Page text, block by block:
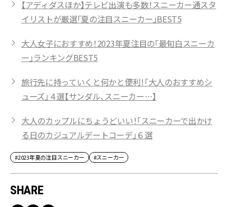
【アディダスほか】テレビ出演も多数！スニーカー通スタ
イリストが厳選「夏の注目スニーカー」BEST5
大人女子におすすめ！2023年夏注目の「最旬白スニーカ
ー」ランキングBEST5
旅行先に持っていくと何かと便利！「大人のおすすめシ
ューズ」４選【サンダル、スニーカー…】
大人のカップルにちょうどいい！「スニーカーで出かけ
る日のカジュアルデートコーデ」６選
#2023年夏の注目スニーカー #スニーカー
SHARE